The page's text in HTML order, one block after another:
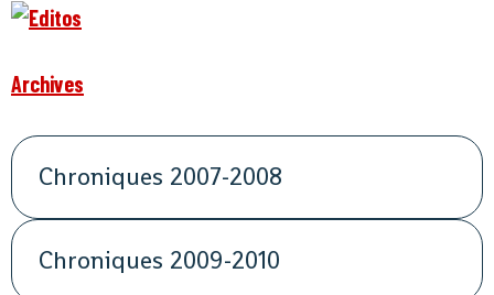
Archives
Chroniques 2007-2008
Chroniques 2009-2010